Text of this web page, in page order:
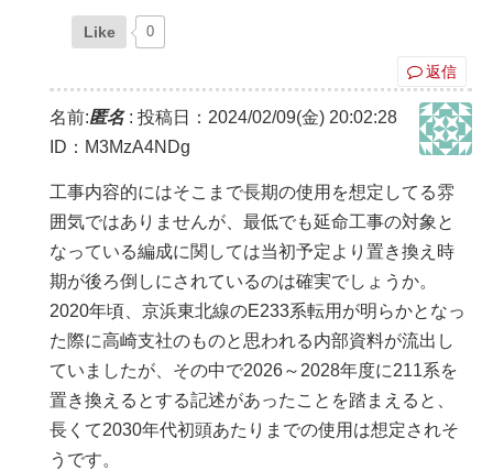
Like 0
返信
名前:匿名: 投稿日：2024/02/09(金) 20:02:28
ID：M3MzA4NDg
工事内容的にはそこまで長期の使用を想定してる雰
囲気ではありませんが、最低でも延命工事の対象と
なっている編成に関しては当初予定より置き換え時
期が後ろ倒しにされているのは確実でしょうか。
2020年頃、京浜東北線のE233系転用が明らかとなっ
た際に高崎支社のものと思われる内部資料が流出し
ていましたが、その中で2026～2028年度に211系を
置き換えるとする記述があったことを踏まえると、
長くて2030年代初頭あたりまでの使用は想定されそ
うです。